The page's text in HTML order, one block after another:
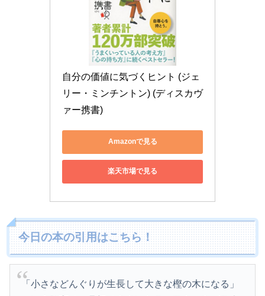
自分の価値に気づくヒント (ジェ
リー・ミンチントン) (ディスカヴ
ァー携書)
Amazonで見る
楽天市場で見る
今日の本の引用はこちら！
「小さなどんぐりが生長して大きな樫の木になる」